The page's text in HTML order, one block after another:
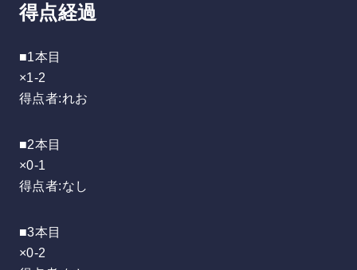
得点経過
■1本目
×1-2
得点者:れお
■2本目
×0-1
得点者:なし
■3本目
×0-2